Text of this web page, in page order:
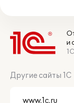
и
Другие сайты 1С